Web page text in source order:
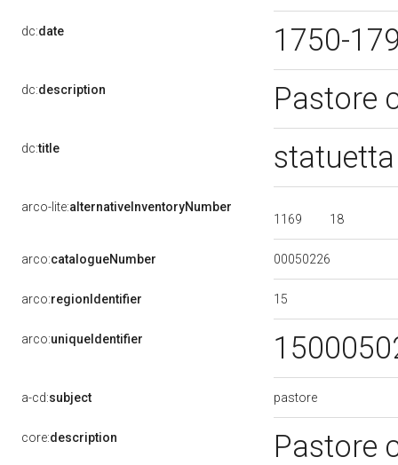
dc:date 1750-
dc:description Pastore
dc:title
arco-lite:alternativeInventoryNumber
1169
18
arco:catalogueNumber 00050226
arco:regionIdentifier 15
arco:uniqueIdentifier
a-cd:subject pastore
core:description Pastore